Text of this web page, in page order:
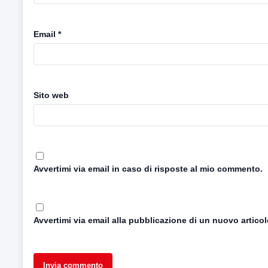
Email *
Sito web
Avvertimi via email in caso di risposte al mio commento.
Avvertimi via email alla pubblicazione di un nuovo